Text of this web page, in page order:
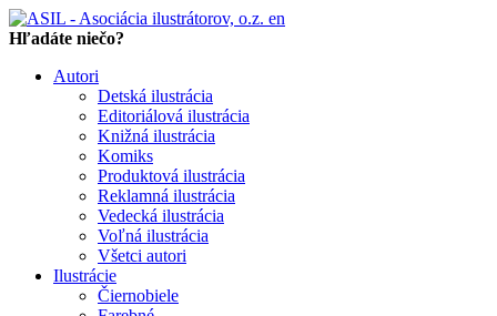
en
Hľadáte niečo?
Autori
Detská ilustrácia
Editoriálová ilustrácia
Knižná ilustrácia
Komiks
Produktová ilustrácia
Reklamná ilustrácia
Vedecká ilustrácia
Voľná ilustrácia
Všetci autori
Ilustrácie
Čiernobiele